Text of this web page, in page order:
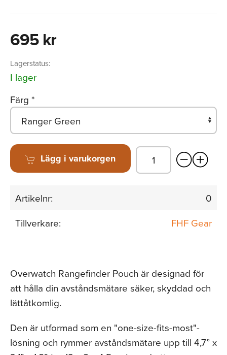
695 kr
Lagerstatus:
I lager
Färg *
Lägg i varukorgen
Artikelnr:
0
Tillverkare:
FHF Gear
Overwatch Rangefinder Pouch är designad för
att hålla din avståndsmätare säker, skyddad och
lättåtkomlig.
Den är utformad som en "one-size-fits-most"-
lösning och rymmer avståndsmätare upp till 4,7” x